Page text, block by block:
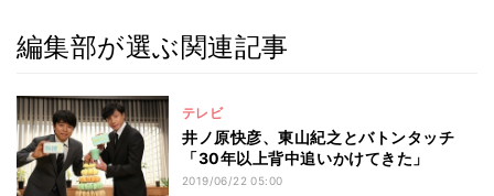
編集部が選ぶ関連記事
テレビ
井ノ原快彦、東山紀之とバトンタッチ
「30年以上背中追いかけてきた」
2019/06/22 05:00